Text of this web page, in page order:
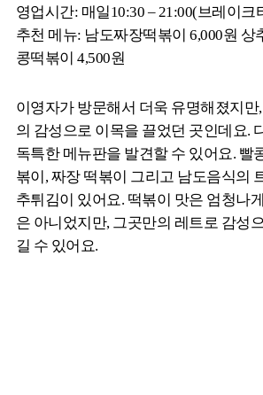
영업시간: 매일10:30 – 21:00(브레이크
추천 메뉴: 남도짜장떡볶이 6,000원 상
콩떡볶이 4,500원
이영자가 방문해서 더욱 유명해졌지만
의 감성으로 이목을 끌었던 곳인데요.
독특한 메뉴판을 발견할 수 있어요. 빨
볶이, 짜장 떡볶이 그리고 남도음식의
추튀김이 있어요. 떡볶이 맛은 엄청나
은 아니었지만, 그곳만의 레트로 감성
길 수 있어요.